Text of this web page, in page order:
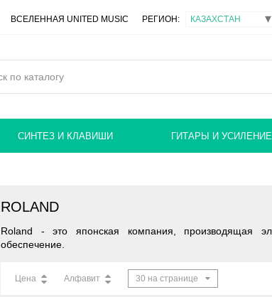
ВСЕЛЕННАЯ UNITED MUSIC РЕГИОН:
СИНТЕЗ И КЛАВИШИ ГИТАРЫ И УСИЛЕНИЕ
ROLAND
Roland - это японская компания, производящая
обеспечение.
Цена Алфавит 30 на странице